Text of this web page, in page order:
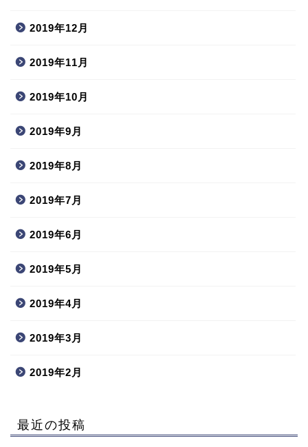
2019年12月
2019年11月
2019年10月
2019年9月
2019年8月
2019年7月
2019年6月
2019年5月
2019年4月
2019年3月
2019年2月
最近の投稿